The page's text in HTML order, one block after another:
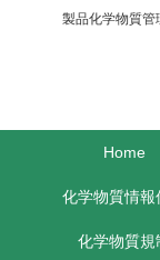
製品化学物質管
Home
化学物質情報
化学物質規